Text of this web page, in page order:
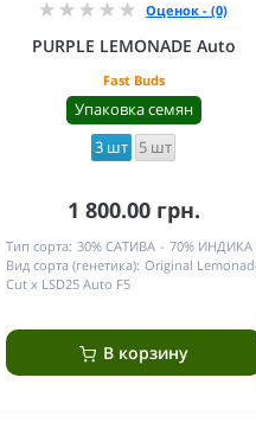
Оценок - (0)
PURPLE LEMONADE Auto
Fast Buds
Упаковка семян
3 шт 5 шт
1 800.00 грн.
Тип сорта: 30% САТИВА - 70% ИНДИКА
Вид сорта (генетика): Original
Cut x LSD25 Auto F5
В корзину